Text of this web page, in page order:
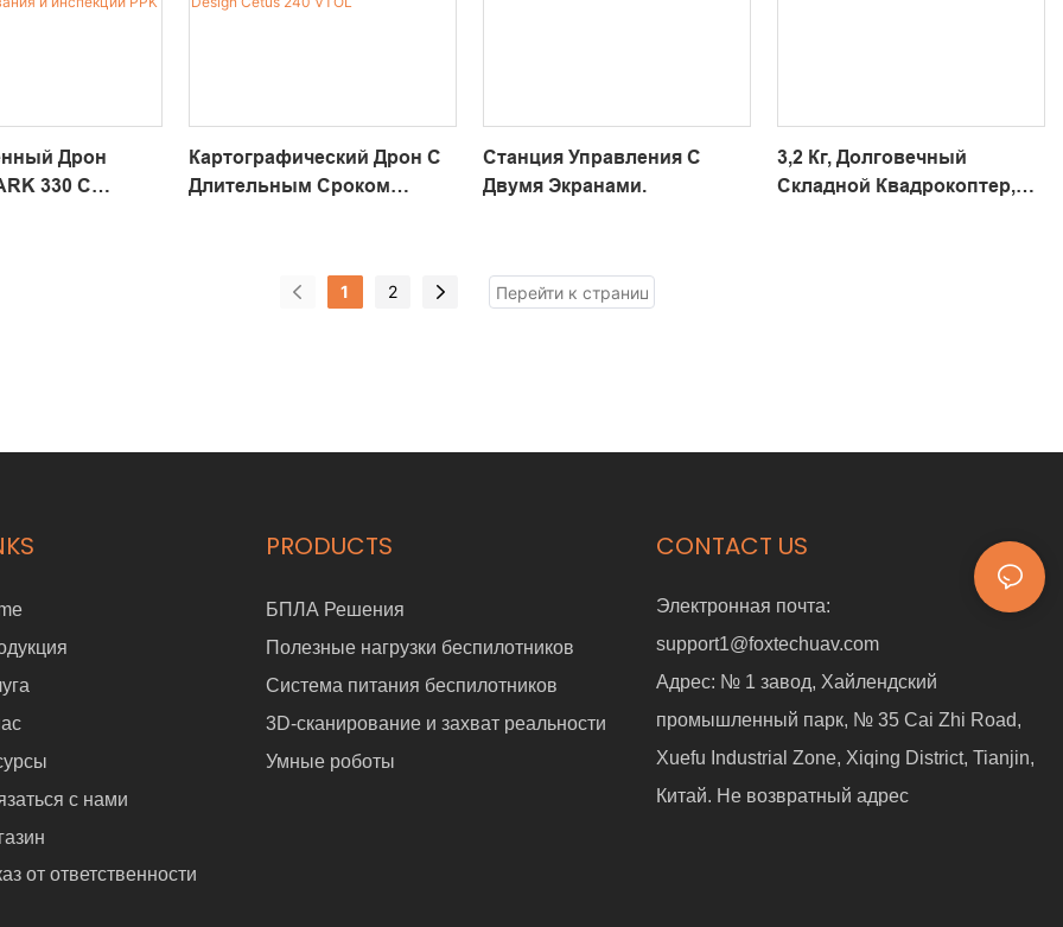
SHARK 260
Дрон
330 С
Картографический Дрон С
Длительным Сроком
Cetus 240 VTOL
Станция Управления С
Двумя Экранами.
3,2 Кг, Долговечный
Складной Квадрокоптер,
1 2
с нами
от ответственности
PRODUCTS
БПЛА Решения
Полезные нагрузки беспилотников
Система питания беспилотников
3D-сканирование и захват реальности
Умные роботы
CONTACT US
Электронная почта:
support1@foxtechuav.com
Адрес: № 1 завод, Хайлендский
промышленный парк, № 35 Cai Zhi Road,
Xuefu Industrial Zone, Xiqing District, Tianjin,
Китай. Не возвратный адрес